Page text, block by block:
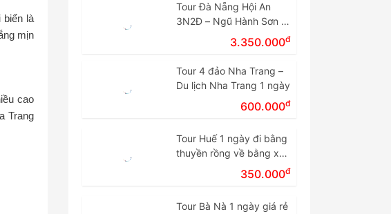
biển là
mịn
cao
Trang
Tour Đà Nẵng Hội An
3N2Đ – Ngũ Hành Sơn –
Cù Lao Chàm – Bà Nà
3.350.000đ
Tour 4 đảo Nha Trang –
Du lịch Nha Trang 1 ngày
600.000đ
Tour Huế 1 ngày đi bằng
thuyền rồng về bằng xe
350.000đ
Tour Bà Nà 1 ngày giá rẻ